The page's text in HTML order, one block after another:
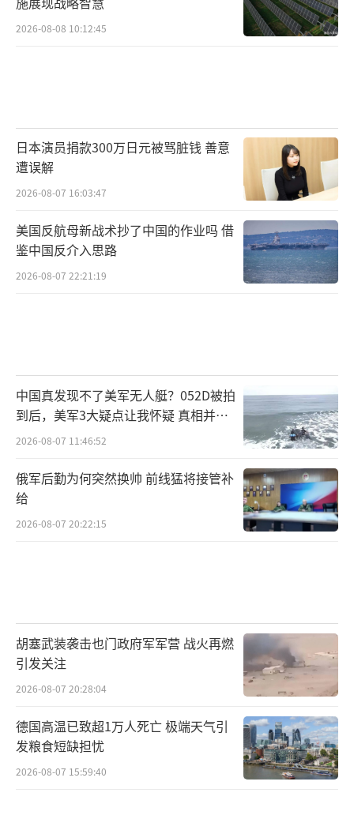
2026-08-08 10:12:45
日本演员捐款300万日元被骂脏钱 善意
遭误解
2026-08-07 16:03:47
美国反航母新战术抄了中国的作业吗 借
鉴中国反介入思路
2026-08-07 22:21:19
中国真发现不了美军无人艇？052D被拍
到后，美军3大疑点让我怀疑 真相并非
如此
2026-08-07 11:46:52
俄军后勤为何突然换帅 前线猛将接管补
给
2026-08-07 20:22:15
胡塞武装袭击也门政府军军营 战火再燃
引发关注
2026-08-07 20:28:04
德国高温已致超1万人死亡 极端天气引
发粮食短缺担忧
2026-08-07 15:59:40